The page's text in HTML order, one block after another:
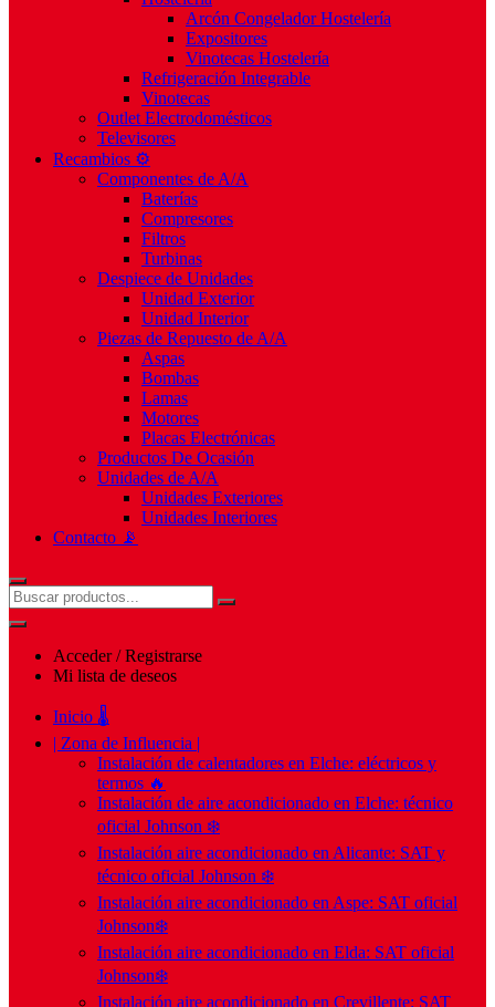
Arcón Congelador Hostelería
Expositores
Vinotecas Hostelería
Refrigeración Integrable
Vinotecas
Outlet Electrodomésticos
Televisores
Recambios ⚙️
Componentes de A/A
Baterías
Compresores
Filtros
Turbinas
Despiece de Unidades
Unidad Exterior
Unidad Interior
Piezas de Repuesto de A/A
Aspas
Bombas
Lamas
Motores
Placas Electrónicas
Productos De Ocasión
Unidades de A/A
Unidades Exteriores
Unidades Interiores
Contacto 📡
Acceder / Registrarse
Mi lista de deseos
Inicio 🌡️
| Zona de Influencia |
Instalación de calentadores en Elche: eléctricos y
termos 🔥
Instalación de aire acondicionado en Elche: técnico
oficial Johnson ❄️
Instalación aire acondicionado en Alicante: SAT y
técnico oficial Johnson ❄️
Instalación aire acondicionado en Aspe: SAT oficial
Johnson❄️
Instalación aire acondicionado en Elda: SAT oficial
Johnson❄️
Instalación aire acondicionado en Crevillente: SAT